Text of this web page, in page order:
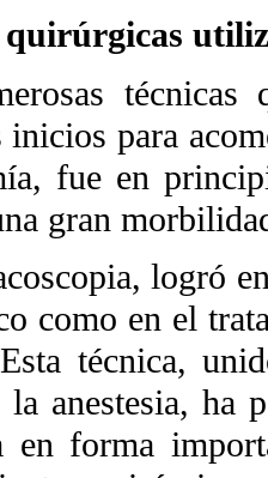
quirúrgicas
técnicas
inicios para
fue en
gran
logró
como en el
técnica,
la anestesia, ha
en forma